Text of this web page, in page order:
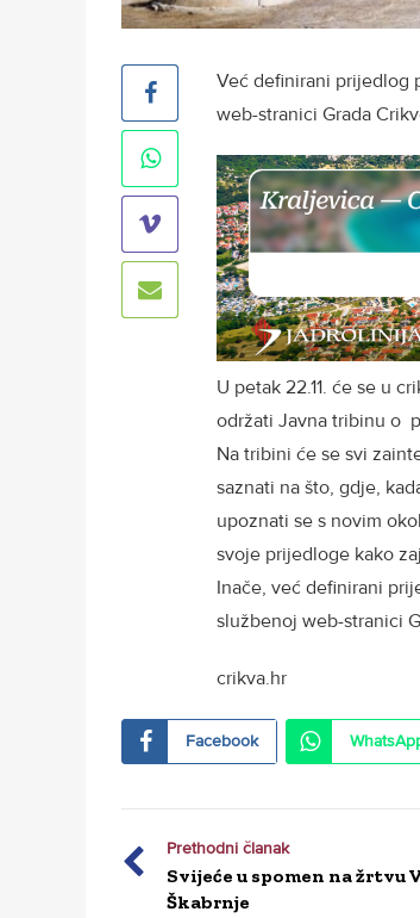
Već definirani prijedlog
web-stranici Grada
U petak 22.11. će se u
održati Javna tribinu o
Na tribini će se svi
saznati na što, gdje,
upoznati se s novim
svoje prijedloge kako
Inače, već definirani
službenoj web-stranici
crikva.hr
Facebook
Prethodni članak
Svijeće u spomen na žrtvu
Škabrnje